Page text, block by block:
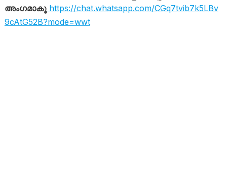
അംഗമാകൂhttps://chat.whatsapp.com/CGq7tvib7k5LBv
9cAtG52B?mode=wwt